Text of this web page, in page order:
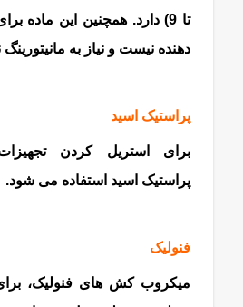
تا 9) دارد. همچنین این ماده
دهنده نیست و نیاز به مانیتورینگ
پراستیک اسید
برای استریل کردن
پراستیک اسید استفاده می شود.
فنولیک
میکروب کش های فنولیک،